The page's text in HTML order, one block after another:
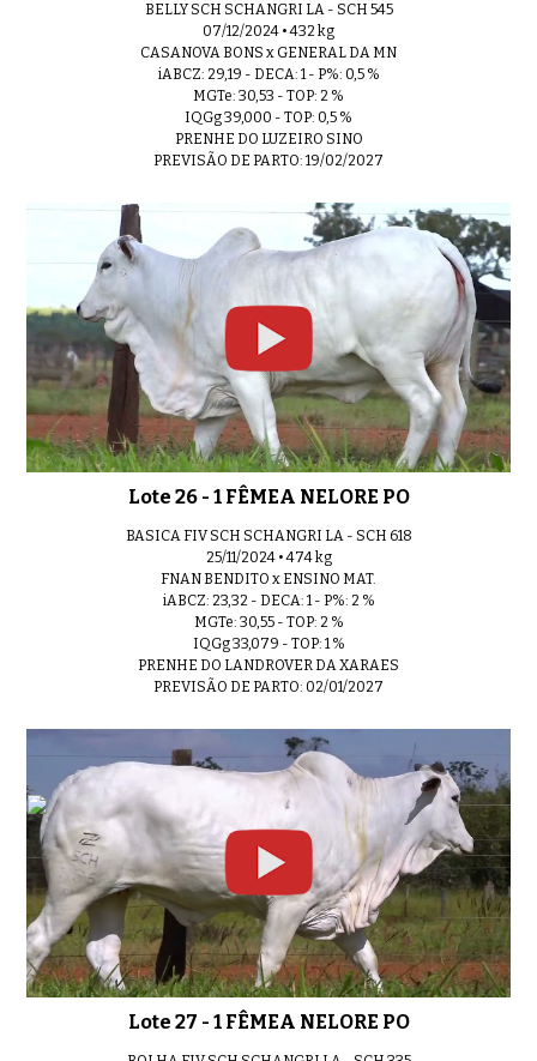
BELLY SCH SCHANGRI LA - SCH 545
07/12/2024 • 432 kg
CASANOVA BONS x GENERAL DA MN
iABCZ: 29,19 - DECA: 1 - P%: 0,5 %
MGTe: 30,53 - TOP: 2 %
IQGg 39,000 - TOP: 0,5 %
PRENHE DO LUZEIRO SINO
PREVISÃO DE PARTO: 19/02/2027
Lote 26 - 1 FÊMEA NELORE PO
BASICA FIV SCH SCHANGRI LA - SCH 618
25/11/2024 • 474 kg
FNAN BENDITO x ENSINO MAT.
iABCZ: 23,32 - DECA: 1 - P%: 2 %
MGTe: 30,55 - TOP: 2 %
IQGg 33,079 - TOP: 1 %
PRENHE DO LANDROVER DA XARAES
PREVISÃO DE PARTO: 02/01/2027
Lote 27 - 1 FÊMEA NELORE PO